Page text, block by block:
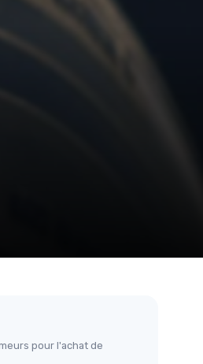
pour l'achat de